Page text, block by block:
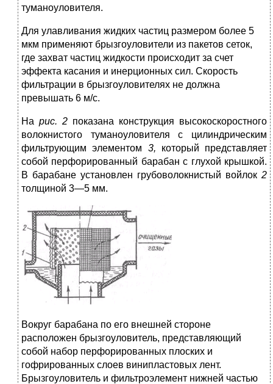
туманоуловителя.
Для улавливания жидких частиц размером более 5
мкм применяют брызгоуловители из пакетов сеток,
где захват частиц жидкости происходит за счет
эффекта касания и инерционных сил. Скорость
фильтрации в брызгоуловителях не должна
превышать 6 м/с.
На рис. 2 показана конструкция высокоскоростного
волокнистого туманоуловителя с цилиндрическим
фильтрующим элементом 3, который представляет
собой перфорированный барабан с глухой крышкой.
В барабане установлен грубоволокнистый войлок 2
толщиной 3—5 мм.
Вокруг барабана по его внешней стороне
расположен брызгоуловитель, представляющий
собой набор перфорированных плоских и
гофрированных слоев винипластовых лент.
Брызгоуловитель и фильтроэлемент нижней частью